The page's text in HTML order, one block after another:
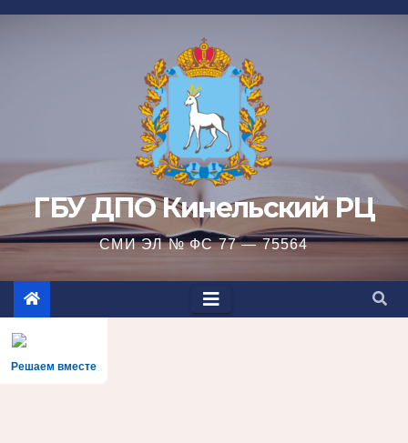
Перейти
ГБУ ДПО Кинельский РЦ
СМИ ЭЛ № ФС 77 — 75564
Решаем вместе